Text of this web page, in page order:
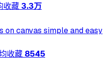
收藏 3.3万
on canvas simple and easy
收藏 8545